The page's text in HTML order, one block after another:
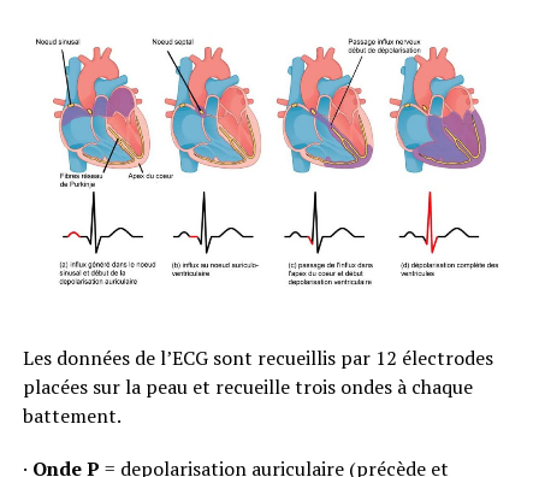
Les données de l’ECG sont recueillis par 12 électrodes
placées sur la peau et recueille trois ondes à chaque
battement.
· Onde P = depolarisation auriculaire (précède et